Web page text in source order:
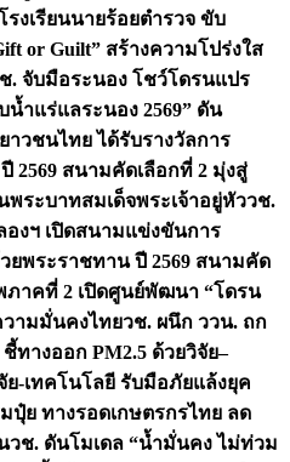
รงเรียนนายร้อยตำรวจ ขับ
or Guilt” สร้างความโปร่งใส
. จับมือระนอง โชว์โดรนแปร
ำแร่แลระนอง 2569” ดัน
าวชนไทย ได้รับรางวัลการ
2569 สนามคัดเลือกที่ 2 มุ่งสู่
ระบาทสมเด็จพระเจ้าอยู่หัววช.
งฯ เปิดสนามแข่งขันการ
พระราชทาน ปี 2569 สนามคัด
ภาคที่ 2 เปิดศูนย์พัฒนา “โดรน
วามมั่นคงไทยวช. ผนึก ววน. ถก
างออก PM2.5 ด้วยวิจัย–
ย-เทคโนโลยี รับมือภัยแล้งยุค
ปุ๋ย ทางรอดเกษตรกรไทย ลด
วช. ดันโมเดล “น้ำมั่นคง ไม่ท่วม